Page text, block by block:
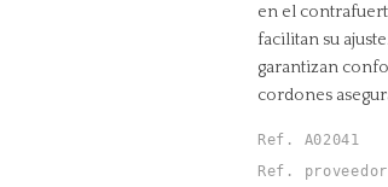
en el
facilitan su
garantizan
cordones
Ref. A02041
Ref. proveedor